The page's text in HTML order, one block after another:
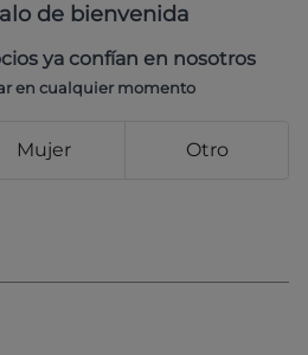
de bienvenida
ya confían en nosotros
en cualquier momento
Mujer Otro